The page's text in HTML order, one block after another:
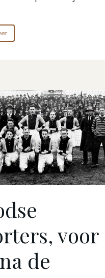
voor
de